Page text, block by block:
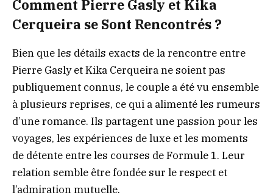
Comment Pierre Gasly et Kika
Cerqueira se Sont Rencontrés ?
Bien que les détails exacts de la rencontre entre
Pierre Gasly et Kika Cerqueira ne soient pas
publiquement connus, le couple a été vu ensemble
à plusieurs reprises, ce qui a alimenté les rumeurs
d’une romance. Ils partagent une passion pour les
voyages, les expériences de luxe et les moments
de détente entre les courses de Formule 1. Leur
relation semble être fondée sur le respect et
l’admiration mutuelle.